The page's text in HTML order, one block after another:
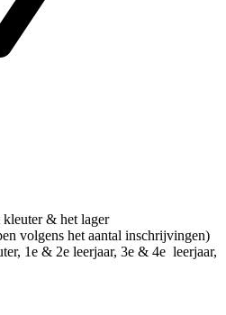
kleuter & het lager
volgens het aantal inschrijvingen)
1e & 2e leerjaar, 3e & 4e leerjaar,